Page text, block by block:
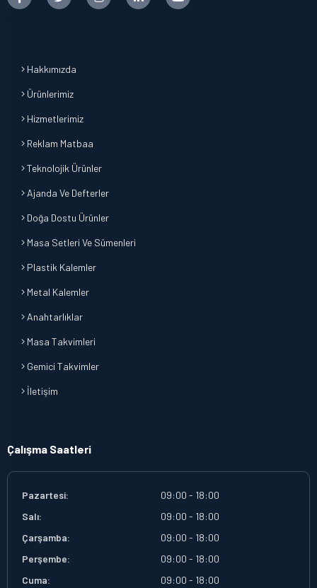
Hakkımızda
Ürünlerimiz
Hizmetlerimiz
Reklam Matbaa
Teknolojik Ürünler
Ajanda Ve Defterler
Doğa Dostu Ürünler
Masa Setleri Ve Sümenleri
Plastik Kalemler
Metal Kalemler
Anahtarlıklar
Masa Takvimleri
Gemici Takvimler
İletişim
Çalışma Saatleri
Pazartesi:
09:00 - 18:00
Salı:
09:00 - 18:00
Çarşamba:
09:00 - 18:00
Perşembe:
09:00 - 18:00
Cuma:
09:00 - 18:00